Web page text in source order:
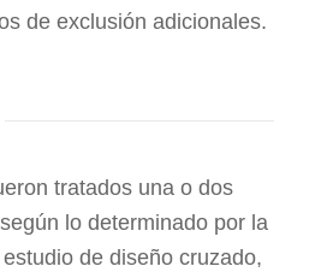
de exclusión adicionales.
tratados una o dos
lo determinado por la
de diseño cruzado,